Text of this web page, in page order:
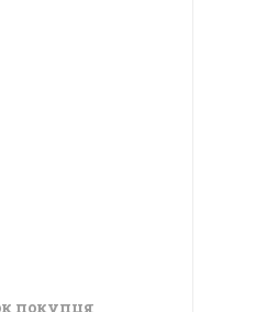
покупця